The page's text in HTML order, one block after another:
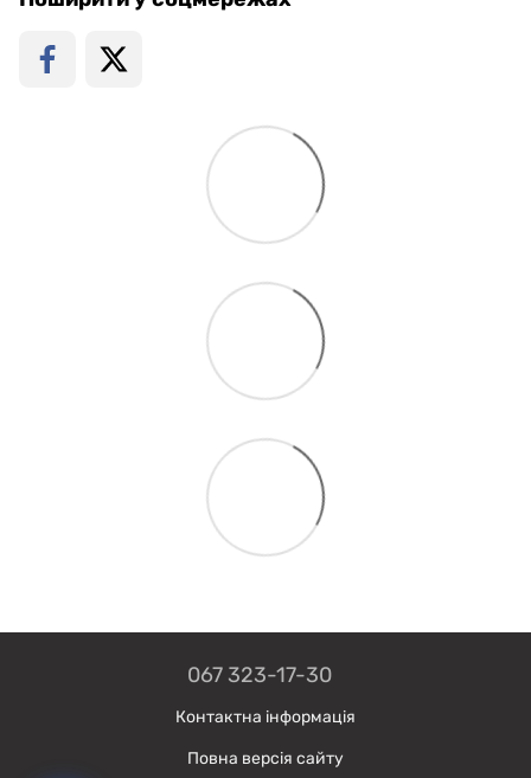
067 323-17-30
Контактна інформація
Повна версія сайту